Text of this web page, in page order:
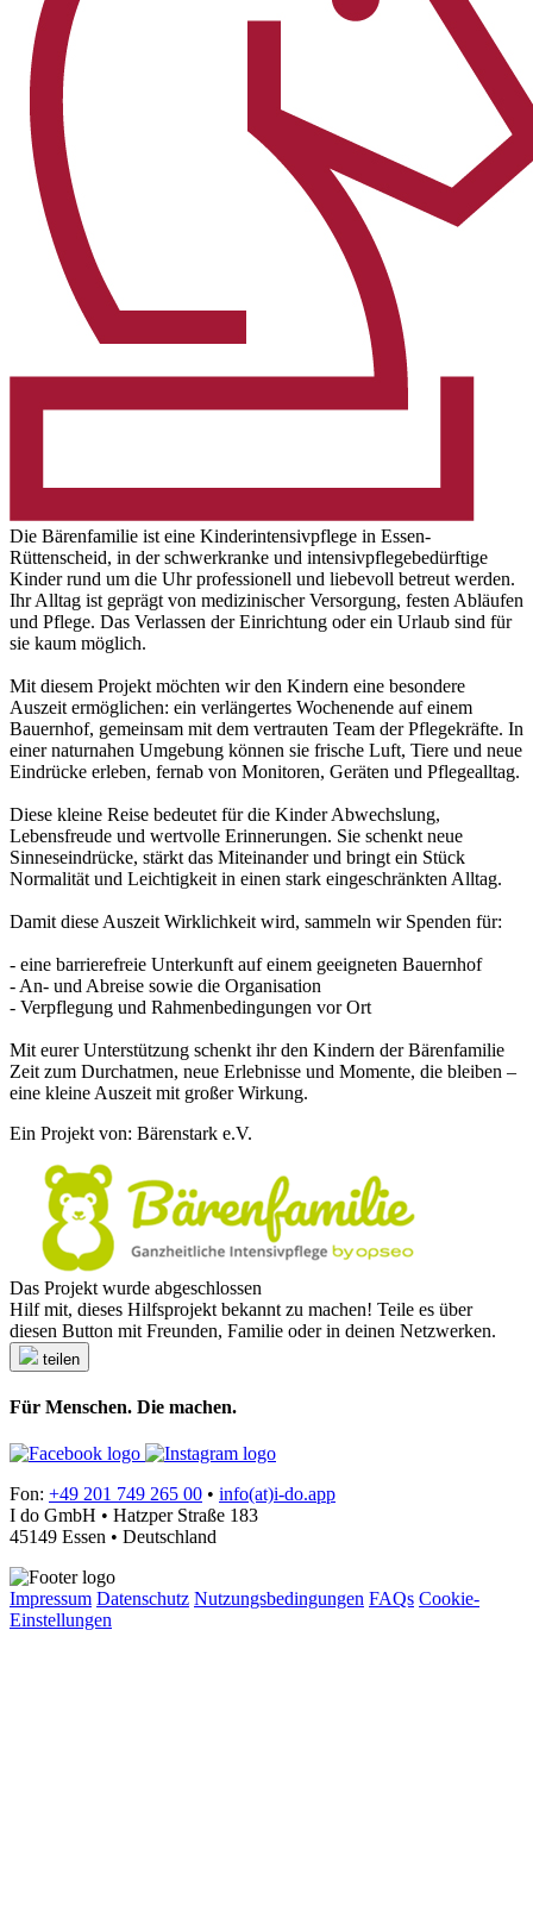
Die Bärenfamilie ist eine Kinderintensivpflege in Essen-
Rüttenscheid, in der schwerkranke und intensivpflegebedürftige
Kinder rund um die Uhr professionell und liebevoll betreut werden.
Ihr Alltag ist geprägt von medizinischer Versorgung, festen Abläufen
und Pflege. Das Verlassen der Einrichtung oder ein Urlaub sind für
sie kaum möglich.
Mit diesem Projekt möchten wir den Kindern eine besondere
Auszeit ermöglichen: ein verlängertes Wochenende auf einem
Bauernhof, gemeinsam mit dem vertrauten Team der Pflegekräfte. In
einer naturnahen Umgebung können sie frische Luft, Tiere und neue
Eindrücke erleben, fernab von Monitoren, Geräten und Pflegealltag.
Diese kleine Reise bedeutet für die Kinder Abwechslung,
Lebensfreude und wertvolle Erinnerungen. Sie schenkt neue
Sinneseindrücke, stärkt das Miteinander und bringt ein Stück
Normalität und Leichtigkeit in einen stark eingeschränkten Alltag.
Damit diese Auszeit Wirklichkeit wird, sammeln wir Spenden für:
- eine barrierefreie Unterkunft auf einem geeigneten Bauernhof
- An- und Abreise sowie die Organisation
- Verpflegung und Rahmenbedingungen vor Ort
Mit eurer Unterstützung schenkt ihr den Kindern der Bärenfamilie
Zeit zum Durchatmen, neue Erlebnisse und Momente, die bleiben –
eine kleine Auszeit mit großer Wirkung.
Ein Projekt von: Bärenstark e.V.
Das Projekt wurde abgeschlossen
Hilf mit, dieses Hilfsprojekt bekannt zu machen! Teile es über
diesen Button mit Freunden, Familie oder in deinen Netzwerken.
teilen
Für Menschen. Die machen.
Fon: +49 201 749 265 00 • info(at)i-do.app
I do GmbH • Hatzper Straße 183
45149 Essen • Deutschland
Impressum Datenschutz Nutzungsbedingungen FAQs Cookie-
Einstellungen